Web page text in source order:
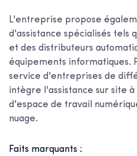
L'entreprise propose
d'assistance spécialisés tels
et des distributeurs
équipements informatiques.
service d'entreprises de
intègre l'assistance sur site
d'espace de travail
nuage.
Faits marquants :